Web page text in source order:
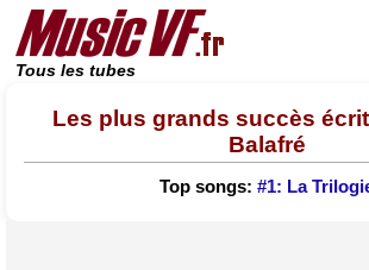
Tous les tubes
Les plus grands succès
Balafré
Top songs: #1: La